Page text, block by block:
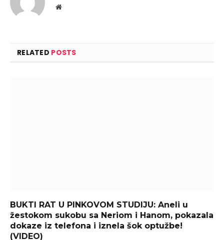
Website
RELATED POSTS
BUKTI RAT U PINKOVOM STUDIJU: Aneli u
žestokom sukobu sa Neriom i Hanom, pokazala
dokaze iz telefona i iznela šok optužbe!
(VIDEO)